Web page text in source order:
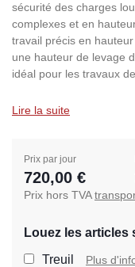
sécurité des charges
complexes et en
travail précis en
une hauteur de levage
idéal pour les travaux
Lire la suite
Prix par jour
720,00 €
Prix hors TVA
Louez les articles
Treuil Plus